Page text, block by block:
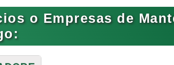
o Empresas de